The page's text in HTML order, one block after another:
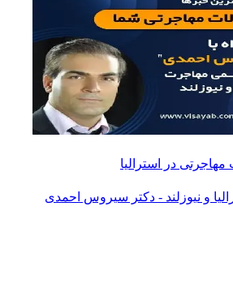
در استرالیا
و نیوزلند - دکتر سیروس احمدی